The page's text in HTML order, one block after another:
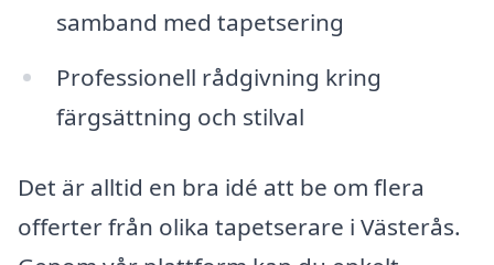
samband med tapetsering
Professionell rådgivning kring
färgsättning och stilval
Det är alltid en bra idé att be om flera
offerter från olika tapetserare i Västerås.